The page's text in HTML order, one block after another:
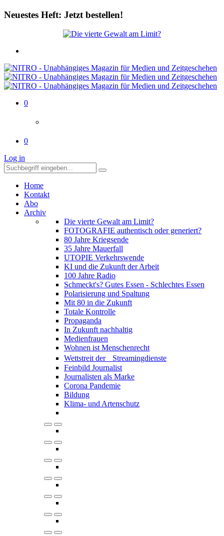
Neuestes Heft: Jetzt bestellen!
0
0
Log in
Home
Kontakt
Abo
Archiv
Die vierte Gewalt am Limit?
FOTOGRAFIE authentisch oder generiert?
80 Jahre Kriegsende
35 Jahre Mauerfall
UTOPIE Verkehrswende
KI und die Zukunft der Arbeit
100 Jahre Radio
Schmeckt's? Gutes Essen - Schlechtes Essen
Polarisierung und Spaltung
Mit 80 in die Zukunft
Totale Kontrolle
Propaganda
In Zukunft nachhaltig
Medienfrauen
Wohnen ist Menschenrecht
Wettstreit der Streamingdienste
Feinbild Journalist
Journalisten als Marke
Corona Pandemie
Bildung
Klima- und Artenschutz